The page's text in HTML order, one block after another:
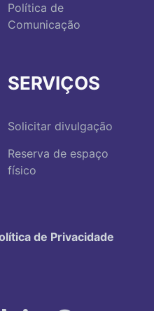
Política de
Comunicação
SERVIÇOS
Solicitar divulgação
Reserva de espaço
físico
de Privacidade